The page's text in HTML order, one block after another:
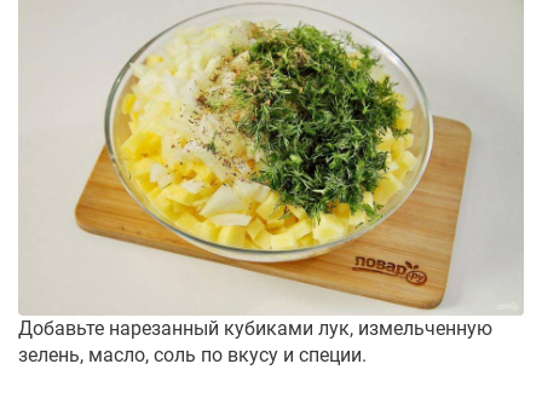
Добавьте нарезанный кубиками лук, измельченную
зелень, масло, соль по вкусу и специи.